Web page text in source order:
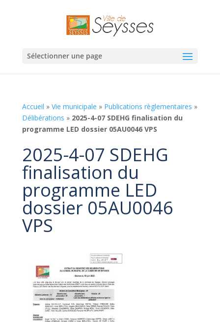
Sélectionner une page
Accueil » Vie municipale » Publications règlementaires »
Délibérations » 2025-4-07 SDEHG finalisation du
programme LED dossier 05AU0046 VPS
2025-4-07 SDEHG
finalisation du
programme LED
dossier 05AU0046
VPS